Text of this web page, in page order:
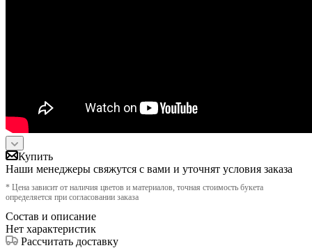
Купить
Наши менеджеры свяжутся с вами и уточнят условия заказа
* Цена зависит от наличия цветов и материалов, точная стоимость букета
определяется при согласовании заказа
Состав и описание
Нет характеристик
Рассчитать доставку